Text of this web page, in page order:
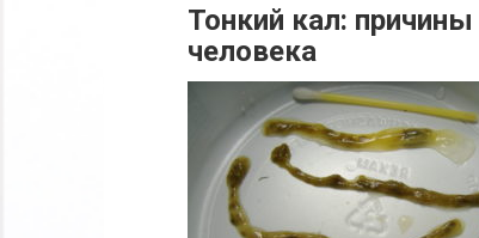
Тонкий кал: причины
человека